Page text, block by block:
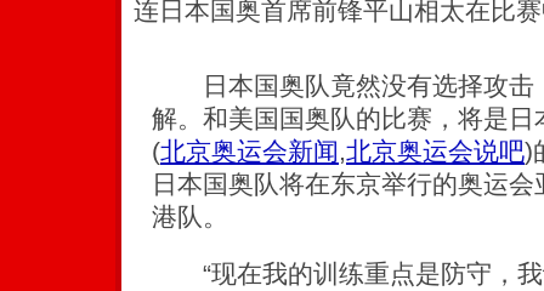
连日本国奥首席前锋平山相太在比
日本国奥队竟然没有选择攻击
解。和美国国奥队的比赛，将是日
(北京奥运会新闻,北京奥运会说吧)
日本国奥队将在东京举行的奥运
港队。
“现在我的训练重点是防守，我